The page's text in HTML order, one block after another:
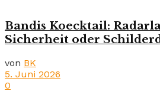
Bandis Koecktail:
Sicherheit oder
von BK
5. Juni 2026
0